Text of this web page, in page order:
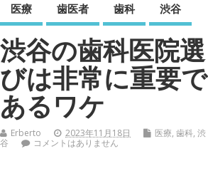
医療 歯医者 歯科 渋谷
渋谷の歯科医院選
びは非常に重要で
あるワケ
Erberto 2023年11月18日 医療, 歯科, 渋
谷
コメントはありません